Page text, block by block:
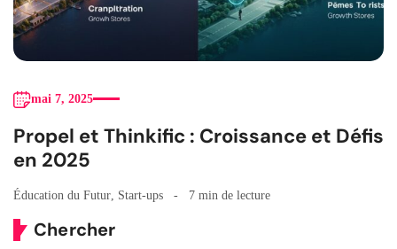
mai 7, 2025
Propel et Thinkific : Croissance et Défis
en 2025
Éducation du Futur Start-ups 7 min de lecture
Chercher